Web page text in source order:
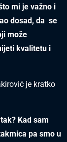
mi je važno i
dosad, da se
može
kvalitetu i
je kratko
Kad sam
pa smo u